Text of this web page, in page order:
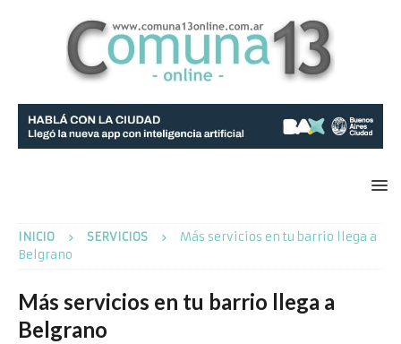
INICIO SERVICIOS
Más servicios en tu barrio llega a
Belgrano
Más servicios en tu barrio llega a
Belgrano